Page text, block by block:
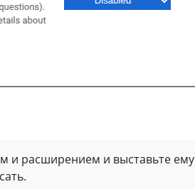
и расширением и выставьте ему